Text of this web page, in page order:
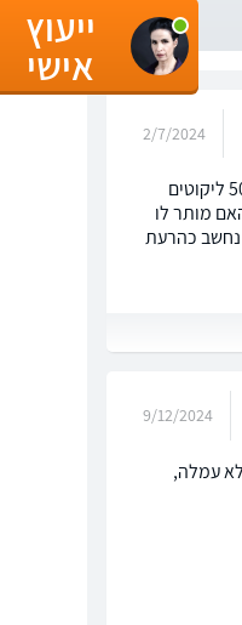
2/7/2024
היי. אני עובד בתור מלקט במחסן כ8 חודשים לפי מה שסוכם בראיון עבודה שהשכר יהיה 34 ש"ח לשעה ובונוסים במידה והגעת ל500 ליקוטים
גם אם לא הגעתי עכשיו הוא דורש להגיע ל500 ליקוטים האם מותר לו
שח תוספת למשכורת האם זה נחשב כהרעת
9/12/2024
לא הגעת ל-500 ליקוטים ביום. זו לא עמלה,
ייעוץ
אישי